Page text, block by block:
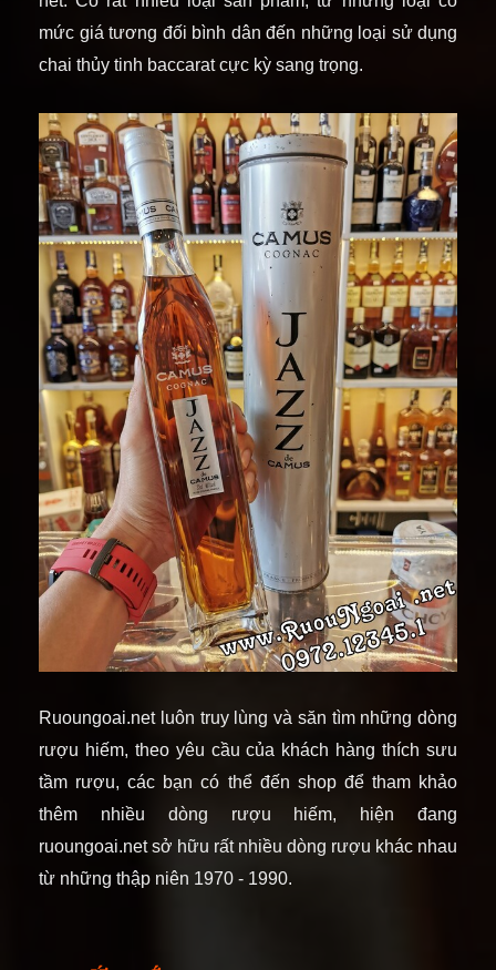
mức giá tương đối bình dân đến những loại sử dụng
chai thủy tinh baccarat cực kỳ sang trọng.
Ruoungoai.net luôn truy lùng và săn tìm những dòng
rượu hiếm, theo yêu cầu của khách hàng thích sưu
tầm rượu, các bạn có thể đến shop để tham khảo
thêm nhiều dòng rượu hiếm, hiện đang
ruoungoai.net sở hữu rất nhiều dòng rượu khác nhau
từ những thập niên 1970 - 1990.